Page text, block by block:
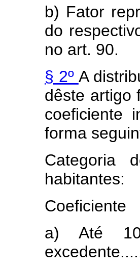
b) Fator
do
no art. 90.
§ 2º A
dêste artigo
coeficiente
forma
Categoria
habitantes:
Coeficiente
a) Até